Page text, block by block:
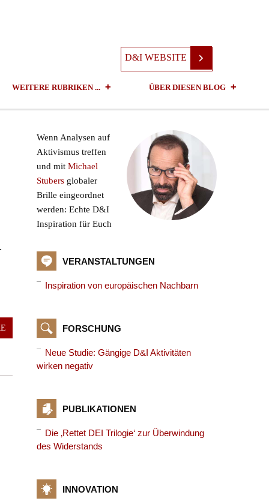
D&I WEBSITE
WEITERE RUBRIKEN ... ÜBER DIESEN BLOG
Wenn Analysen auf
Aktivismus treffen
und mit Michael
Stubers globaler
Brille eingeordnet
werden: Echte D&I
Inspiration für Euch
VERANSTALTUNGEN
Inspiration von europäischen Nachbarn
FORSCHUNG
Neue Studie: Gängige D&I Aktivitäten
wirken negativ
PUBLIKATIONEN
Die ‚Rettet DEI Trilogie‘ zur Überwindung
des Widerstands
INNOVATION